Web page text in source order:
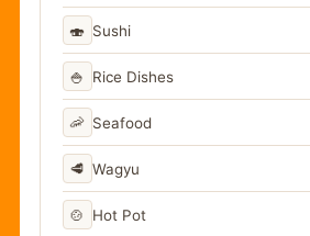
🍣 Sushi
🍚 Rice Dishes
🦐 Seafood
🥩 Wagyu
🍲 Hot Pot